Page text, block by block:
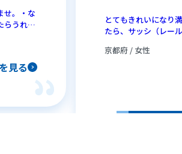
せ。・な
らうれし
見る
とてもきれいになり
たら、サッシ（レー
ンダの溝や、排水口
もお願いしたいと
京都府 / 女性